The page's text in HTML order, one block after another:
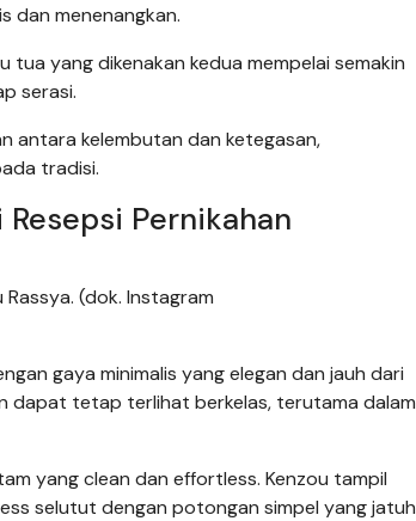
dan menenangkan.
yang dikenakan kedua mempelai semakin
serasi.
antara kelembutan dan ketegasan,
tradisi.
Pernikahan
(dok. Instagram
gaya minimalis yang elegan dan jauh dari
dapat tetap terlihat berkelas, terutama dalam
yang clean dan effortless. Kenzou tampil
selutut dengan potongan simpel yang jatuh